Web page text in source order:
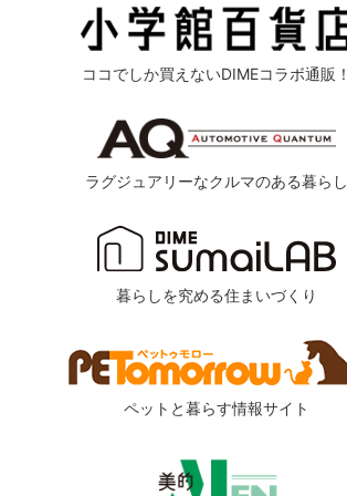
ココでしか買えないDIMEコラボ通販！
ラグジュアリーなクルマのある暮らし
暮らしを究める住まいづくり
ペットと暮らす情報サイト